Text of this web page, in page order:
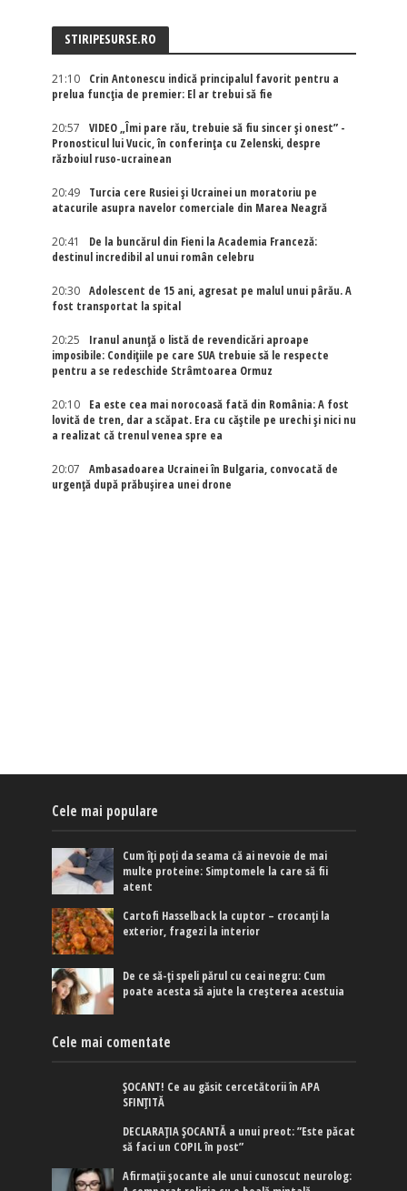
STIRIPESURSE.RO
21:10
Crin Antonescu indică principalul favorit pentru a
prelua funcția de premier: El ar trebui să fie
20:57
VIDEO „Îmi pare rău, trebuie să fiu sincer și onest” -
Pronosticul lui Vucic, în conferința cu Zelenski, despre
războiul ruso-ucrainean
20:49
Turcia cere Rusiei și Ucrainei un moratoriu pe
atacurile asupra navelor comerciale din Marea Neagră
20:41
De la buncărul din Fieni la Academia Franceză:
destinul incredibil al unui român celebru
20:30
Adolescent de 15 ani, agresat pe malul unui pârău. A
fost transportat la spital
20:25
Iranul anunță o listă de revendicări aproape
imposibile: Condițiile pe care SUA trebuie să le respecte
pentru a se redeschide Strâmtoarea Ormuz
20:10
Ea este cea mai norocoasă fată din România: A fost
lovită de tren, dar a scăpat. Era cu căștile pe urechi și nici nu
a realizat că trenul venea spre ea
20:07
Ambasadoarea Ucrainei în Bulgaria, convocată de
urgență după prăbușirea unei drone
Cele mai populare
Cum îți poți da seama că ai nevoie de mai
multe proteine: Simptomele la care să fii
atent
Cartofi Hasselback la cuptor – crocanți la
exterior, fragezi la interior
De ce să-ți speli părul cu ceai negru: Cum
poate acesta să ajute la creșterea acestuia
Cele mai comentate
ȘOCANT! Ce au găsit cercetătorii în APA
SFINȚITĂ
DECLARAȚIA ȘOCANTĂ a unui preot: ”Este păcat
să faci un COPIL în post”
Afirmaţii şocante ale unui cunoscut neurolog: